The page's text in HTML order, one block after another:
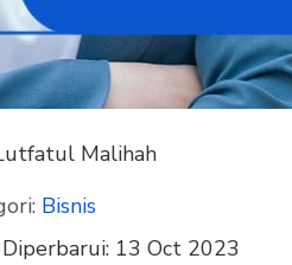
Malihah
Bisnis
Diperbarui: 13 Oct 2023